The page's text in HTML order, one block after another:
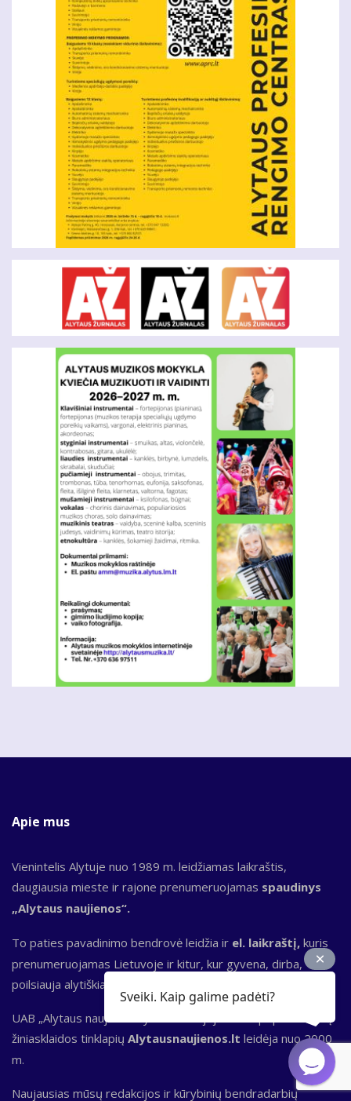
Apie mus
Vienintelis Alytuje nuo 1989 m. leidžiamas laikraštis,
daugiausia mieste ir rajone prenumeruojamas spaudinys
„Alytaus naujienos“.
To paties pavadinimo bendrovė leidžia ir el. laikraštį, kuris
prenumeruojamas Lietuvoje ir kitur, kur gyvena, dirba,
poilsiauja alytiškiai.
UAB „Alytaus naujienos“ yra ir Dzūkijoje vieno populiariausių
žiniasklaidos tinklapių Alytausnaujienos.lt leidėja nuo 2000
m.
Naujausias mūsų redakcijos ir kūrybinių bendradarbių
Sveiki. Kaip galime padėti?